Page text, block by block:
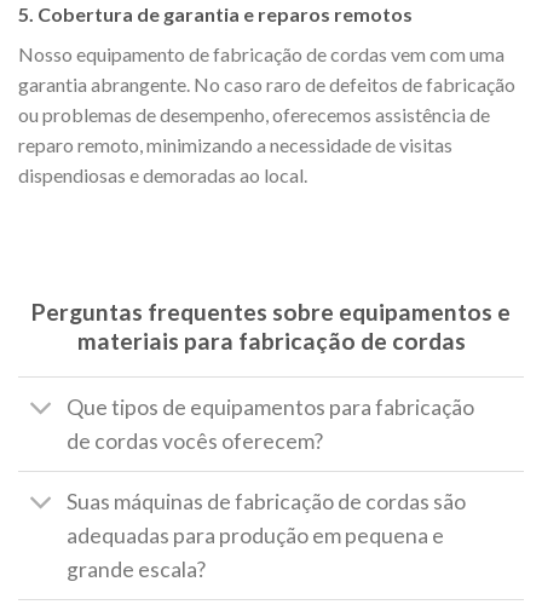
5. Cobertura de garantia e reparos remotos
Nosso equipamento de fabricação de cordas vem com uma
garantia abrangente. No caso raro de defeitos de fabricação
ou problemas de desempenho, oferecemos assistência de
reparo remoto, minimizando a necessidade de visitas
dispendiosas e demoradas ao local.
Perguntas frequentes sobre equipamentos e
materiais para fabricação de cordas
Que tipos de equipamentos para fabricação
de cordas vocês oferecem?
Suas máquinas de fabricação de cordas são
adequadas para produção em pequena e
grande escala?